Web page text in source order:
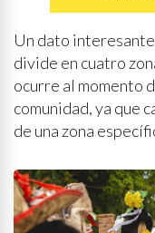
Un dato
divide en cuatro
ocurre al momento
comunidad, ya que
de una zona